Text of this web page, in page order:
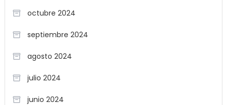
octubre 2024
septiembre 2024
agosto 2024
julio 2024
junio 2024